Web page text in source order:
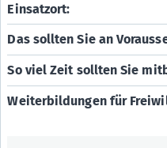
Einsatzort:
Das sollten Sie an
So viel Zeit sollten Sie
Weiterbildungen für